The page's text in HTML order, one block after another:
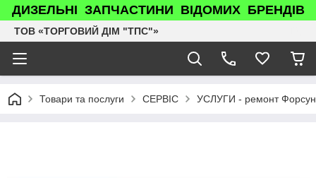
ДИЗЕЛЬНІ ЗАПЧАСТИНИ ВІДОМИХ БРЕНДІВ
ТОВ «ТОРГОВИЙ ДІМ "ТПС"»
Товари та послуги СЕРВІС УСЛУГИ - ремонт